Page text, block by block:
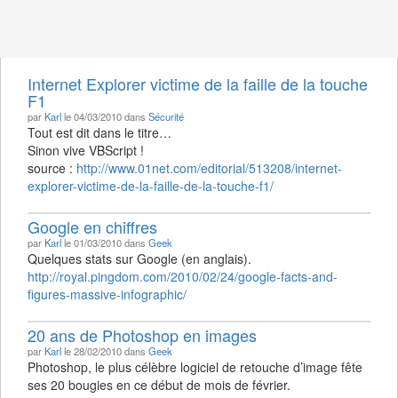
Internet Explorer victime de la faille de la touche
F1
parKarlle 04/03/2010 dans Sécurité
Tout est dit dans le titre…
Sinon vive VBScript !
source : http://www.01net.com/editorial/513208/internet-
explorer-victime-de-la-faille-de-la-touche-f1/
Google en chiffres
parKarlle 01/03/2010 dans Geek
Quelques stats sur Google (en anglais).
http://royal.pingdom.com/2010/02/24/google-facts-and-
figures-massive-infographic/
20 ans de Photoshop en images
parKarlle 28/02/2010 dans Geek
Photoshop, le plus célèbre logiciel de retouche d’image fête
ses 20 bougies en ce début de mois de février.